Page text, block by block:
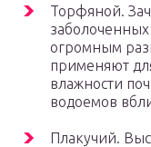
Торфяной.
заболоченных
огромным
применяют
влажности
водоемов
Плакучий.